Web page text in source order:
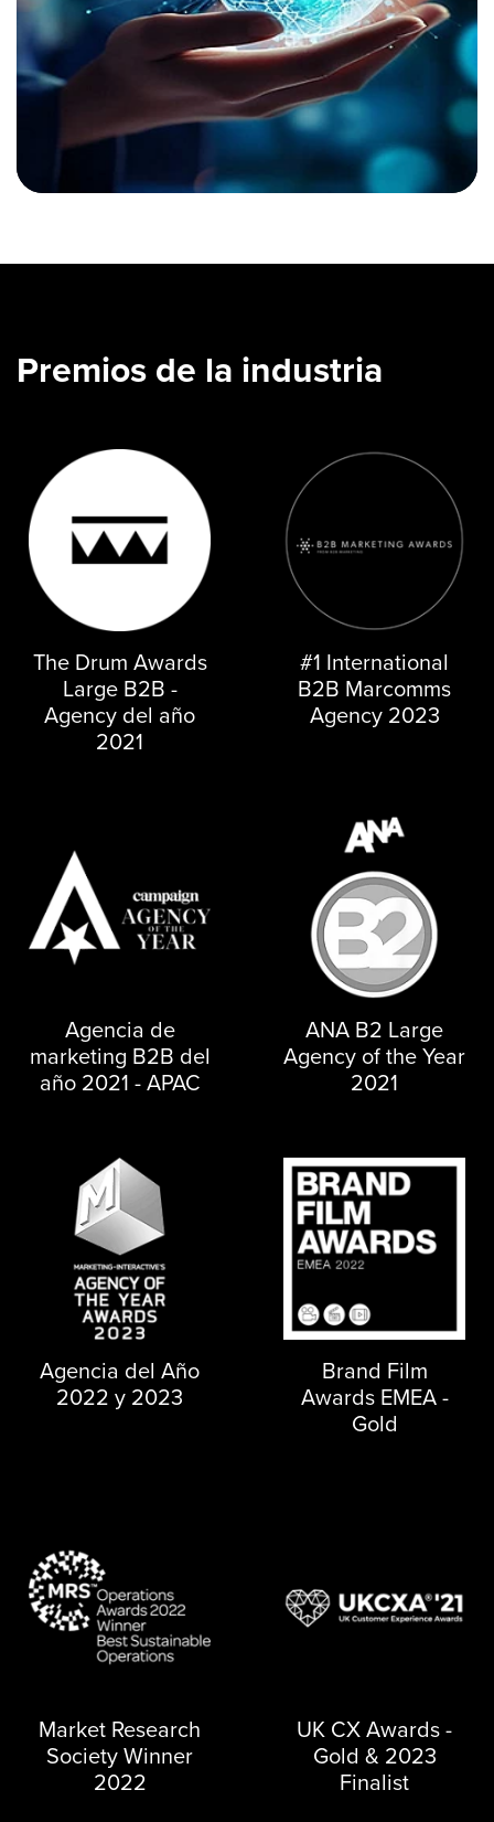
Premios de la industria
The Drum Awards
Large B2B -
Agency del año
2021
#1 International
B2B Marcomms
Agency 2023
Agencia de
marketing B2B del
año 2021 - APAC
ANA B2 Large
Agency of the Year
2021
Agencia del Año
2022 y 2023
Brand Film
Awards EMEA -
Gold
Market Research
Society Winner
2022
UK CX Awards -
Gold & 2023
Finalist